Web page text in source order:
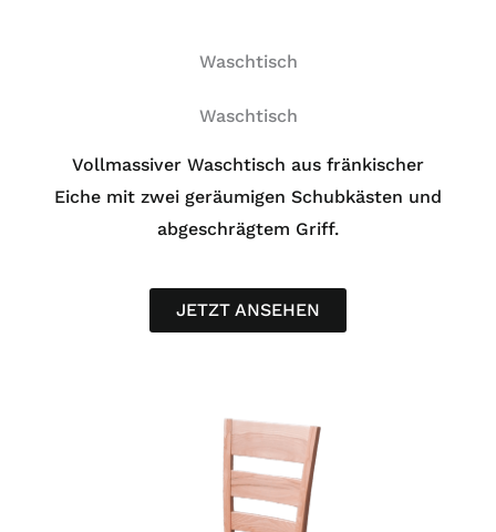
Waschtisch
Waschtisch
Vollmassiver Waschtisch aus fränkischer
Eiche mit zwei geräumigen Schubkästen und
abgeschrägtem Griff.
JETZT ANSEHEN